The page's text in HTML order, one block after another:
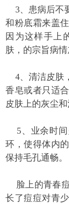
3、患病后不
和粉底霜来盖
因为这样手上
肤，的宗旨病
4、清洁皮肤
香皂或者只适
皮肤上的灰尘和
5、业余时间
环，使得体内
保持毛孔通畅。
脸上的青春
长了痘痘对青